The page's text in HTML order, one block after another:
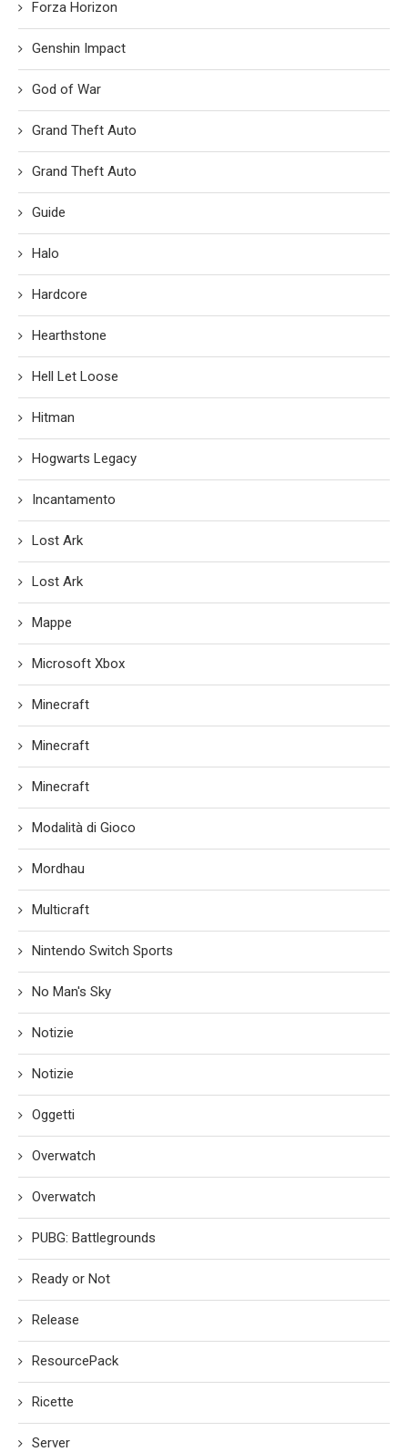
Forza Horizon
Genshin Impact
God of War
Grand Theft Auto
Grand Theft Auto
Guide
Halo
Hardcore
Hearthstone
Hell Let Loose
Hitman
Hogwarts Legacy
Incantamento
Lost Ark
Lost Ark
Mappe
Microsoft Xbox
Minecraft
Minecraft
Minecraft
Modalità di Gioco
Mordhau
Multicraft
Nintendo Switch Sports
No Man's Sky
Notizie
Notizie
Oggetti
Overwatch
Overwatch
PUBG: Battlegrounds
Ready or Not
Release
ResourcePack
Ricette
Server